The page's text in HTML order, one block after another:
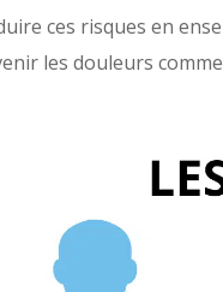
ces risques en
les douleurs